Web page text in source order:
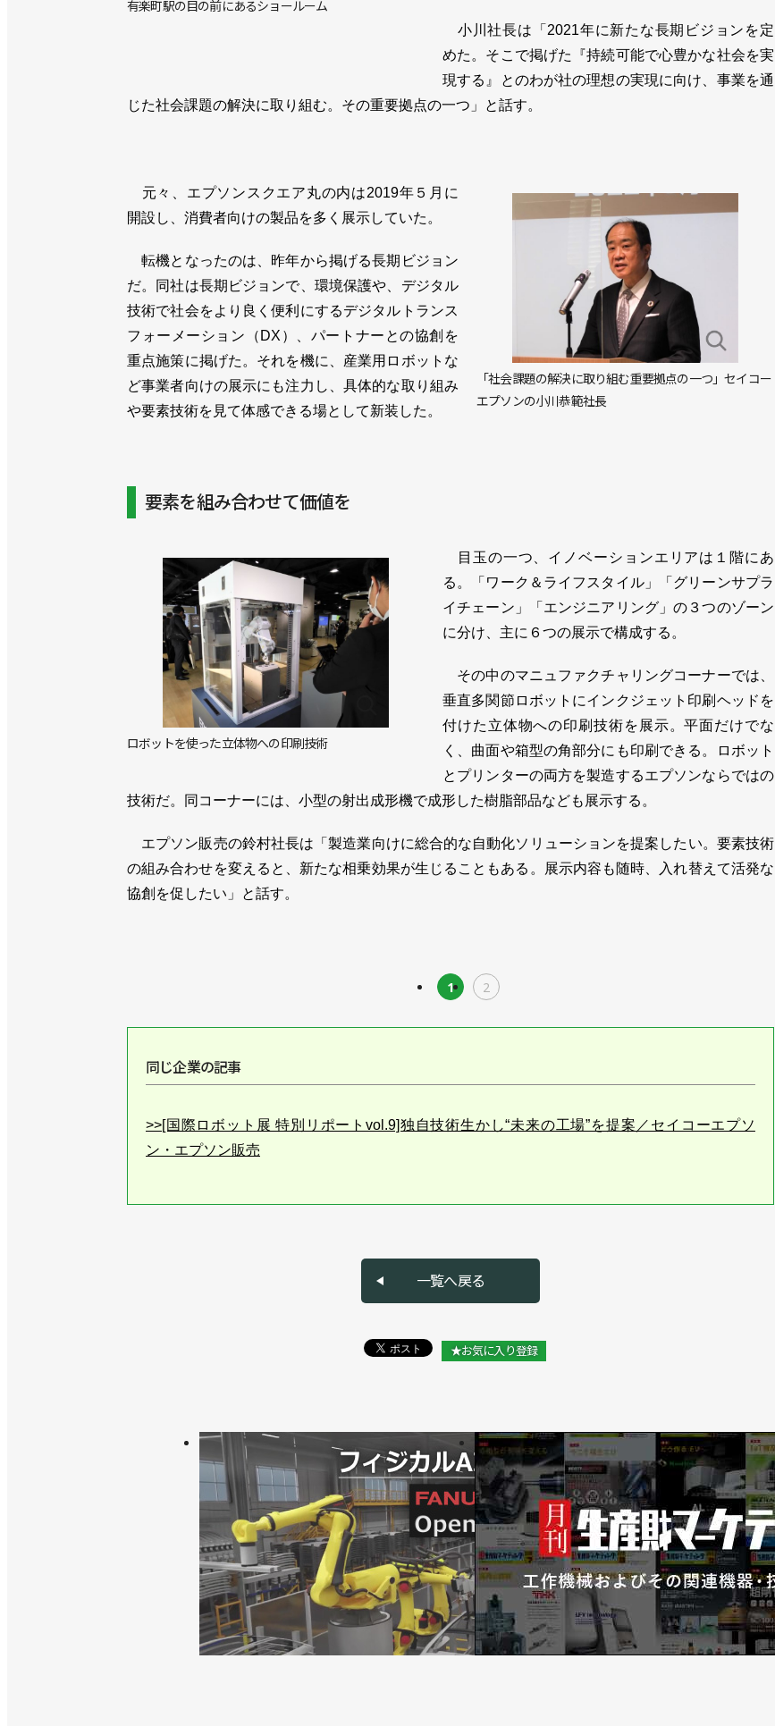
有楽町駅の目の前にあるショールーム
小川社長は「2021年に新たな長期ビジョンを定
めた。そこで掲げた『持続可能で心豊かな社会を実
現する』とのわが社の理想の実現に向け、事業を通
じた社会課題の解決に取り組む。その重要拠点の一つ」と話す。
「社会課題の解決に取り組む重要拠点の一つ」セイコー
エプソンの小川恭範社長
元々、エプソンスクエア丸の内は2019年５月に
開設し、消費者向けの製品を多く展示していた。
転機となったのは、昨年から掲げる長期ビジョン
だ。同社は長期ビジョンで、環境保護や、デジタル
技術で社会をより良く便利にするデジタルトランス
フォーメーション（DX）、パートナーとの協創を
重点施策に掲げた。それを機に、産業用ロボットな
ど事業者向けの展示にも注力し、具体的な取り組み
や要素技術を見て体感できる場として新装した。
要素を組み合わせて価値を
ロボットを使った立体物への印刷技術
目玉の一つ、イノベーションエリアは１階にあ
る。「ワーク＆ライフスタイル」「グリーンサプラ
イチェーン」「エンジニアリング」の３つのゾーン
に分け、主に６つの展示で構成する。
その中のマニュファクチャリングコーナーでは、
垂直多関節ロボットにインクジェット印刷ヘッドを
付けた立体物への印刷技術を展示。平面だけでな
く、曲面や箱型の角部分にも印刷できる。ロボット
とプリンターの両方を製造するエプソンならではの
技術だ。同コーナーには、小型の射出成形機で成形した樹脂部品なども展示する。
エプソン販売の鈴村社長は「製造業向けに総合的な自動化ソリューションを提案したい。要素技術
の組み合わせを変えると、新たな相乗効果が生じることもある。展示内容も随時、入れ替えて活発な
協創を促したい」と話す。
1 2
同じ企業の記事
>>[国際ロボット展 特別リポートvol.9]独自技術生かし“未来の工場”を提案／セイコーエプソ
ン・エプソン販売
一覧へ戻る
★お気に入り登録